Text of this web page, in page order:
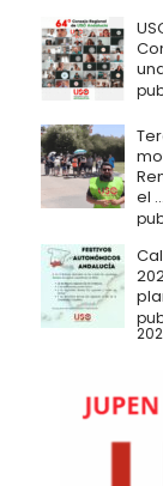
el ...